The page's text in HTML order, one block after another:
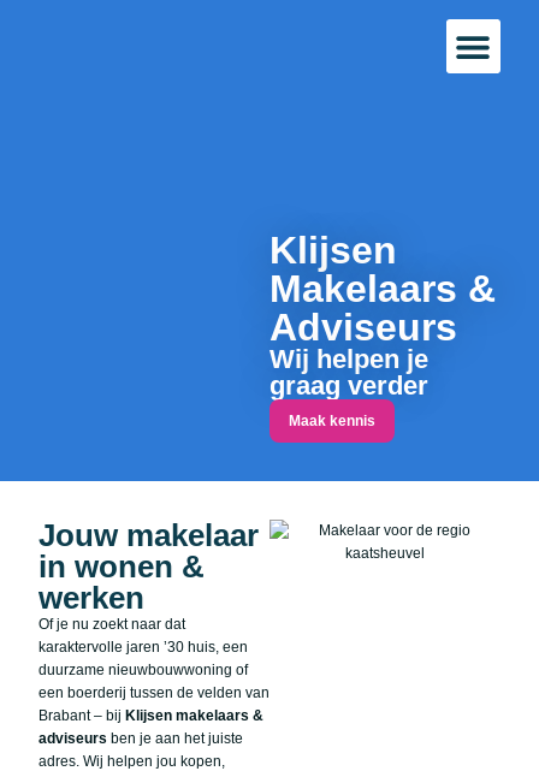
Klijsen
Makelaars &
Adviseurs
Wij helpen je
graag verder
Maak kennis
Jouw makelaar
in wonen &
werken
Of je nu zoekt naar dat
karaktervolle jaren ’30 huis, een
duurzame nieuwbouwwoning of
een boerderij tussen de velden van
Brabant – bij Klijsen makelaars &
adviseurs ben je aan het juiste
adres. Wij helpen jou kopen,